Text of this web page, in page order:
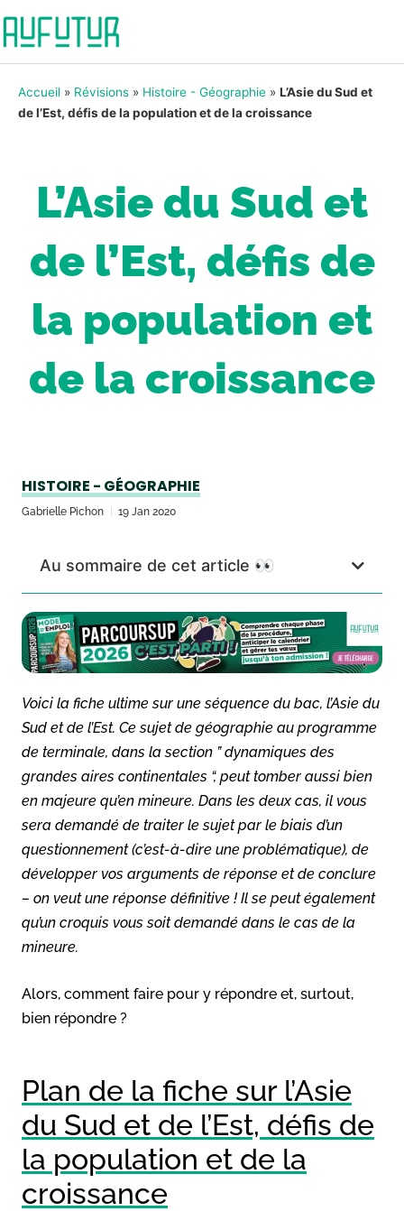
Accueil » Révisions » Histoire - Géographie » L’Asie du Sud et
de l’Est, défis de la population et de la croissance
L’Asie du Sud et
de l’Est, défis de
la population et
de la croissance
HISTOIRE - GÉOGRAPHIE
Gabrielle Pichon 19 Jan 2020
Au sommaire de cet article 👀
Voici la fiche ultime sur une séquence du bac, l’Asie du
Sud et de l’Est. Ce sujet de géographie au programme
de terminale, dans la section ” dynamiques des
grandes aires continentales “, peut tomber aussi bien
en majeure qu’en mineure. Dans les deux cas, il vous
sera demandé de traiter le sujet par le biais d’un
questionnement (c’est-à-dire une problématique), de
développer vos arguments de réponse et de conclure
– on veut une réponse définitive ! Il se peut également
qu’un croquis vous soit demandé dans le cas de la
mineure.
Alors, comment faire pour y répondre et, surtout,
bien répondre ?
Plan de la fiche sur l’Asie
du Sud et de l’Est, défis de
la population et de la
croissance